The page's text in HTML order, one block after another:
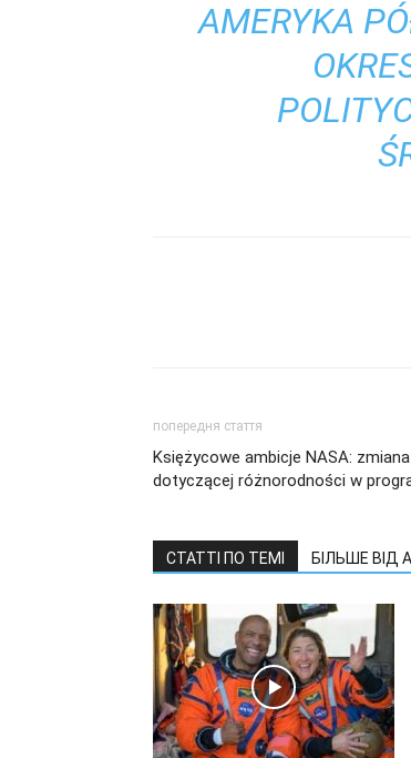
AMERYKA
попередня стаття
Księżycowe ambicje NASA:
dotyczącej różnorodności w
СТАТТІ ПО ТЕМІ БІЛЬШЕ ВІД